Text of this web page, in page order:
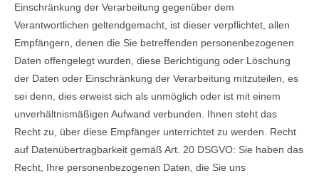
Einschränkung der Verarbeitung gegenüber dem
Verantwortlichen geltendgemacht, ist dieser verpflichtet, allen
Empfängern, denen die Sie betreffenden personenbezogenen
Daten offengelegt wurden, diese Berichtigung oder Löschung
der Daten oder Einschränkung der Verarbeitung mitzuteilen, es
sei denn, dies erweist sich als unmöglich oder ist mit einem
unverhältnismäßigen Aufwand verbunden. Ihnen steht das
Recht zu, über diese Empfänger unterrichtet zu werden. Recht
auf Datenübertragbarkeit gemäß Art. 20 DSGVO: Sie haben das
Recht, Ihre personenbezogenen Daten, die Sie uns